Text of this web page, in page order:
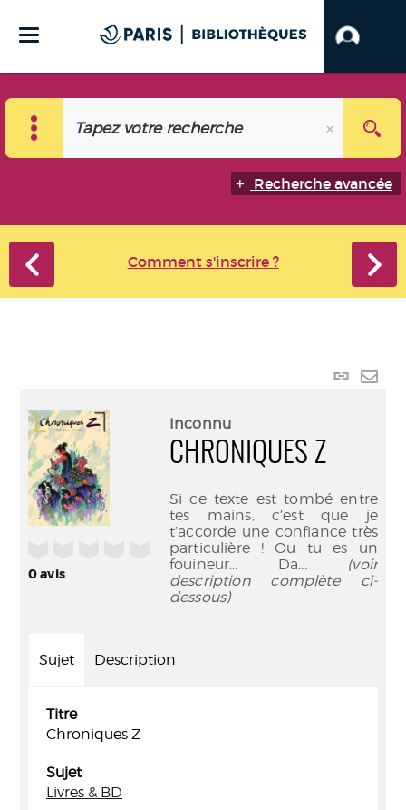
Recherche avancée
Comment s'inscrire ?
Lien
0avis
Inconnu
CHRONIQUES Z
Si ce texte est tombé entre
tes mains, c’est que je
t’accorde une confiance très
particulière ! Ou tu es un
fouineur… Da... (voir
description complète ci-
dessous)
Sujet Description
Titre
Chroniques Z
Sujet
Livres & BD